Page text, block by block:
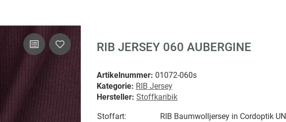
RIB JERSEY 060 AUBERGINE
Artikelnummer: 01072-060s
Kategorie: RIB Jersey
Hersteller: Stoffkaribik
Stoffart:
RIB Baumwolljersey in Cordoptik